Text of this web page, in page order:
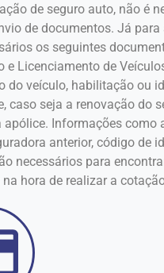
de seguro auto, não é
de documentos. Já
os seguintes
e Licenciamento de
do veículo, habilitação ou
caso seja a renovação do
apólice. Informações como
anterior, código de
necessários para
hora de realizar a